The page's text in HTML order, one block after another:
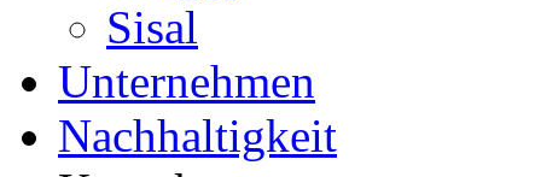
Sisal
Unternehmen
Nachhaltigkeit